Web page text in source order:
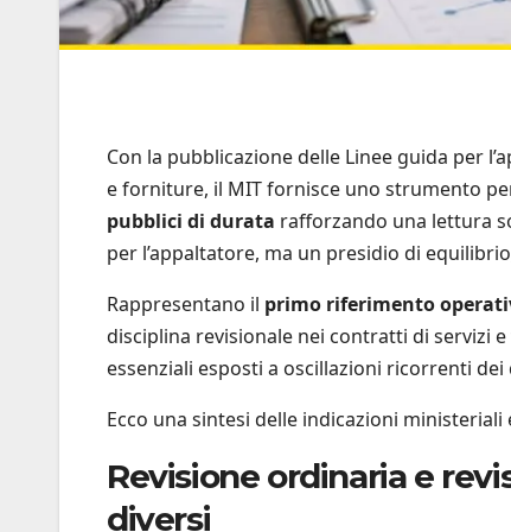
Con la pubblicazione delle Linee guida per
e forniture, il MIT fornisce uno strumento
pubblici di durata rafforzando una lettura
per l’appaltatore, ma un presidio di
Rappresentano il primo riferimento
disciplina revisionale nei contratti di servizi
essenziali esposti a oscillazioni ricorrenti dei
Ecco una sintesi delle indicazioni
Revisione ordinaria e
diversi